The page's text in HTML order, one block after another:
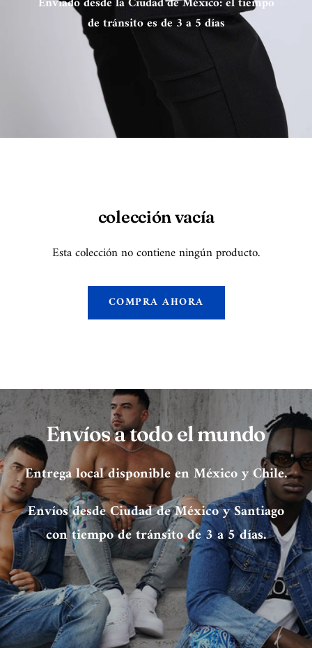
de tránsito es de 3 a 5 días
colección vacía
Esta colección no contiene ningún producto.
COMPRA AHORA
Envíos a todo el mundo
Entrega local disponible en México y Chile.
Envíos desde Ciudad de México y Santiago
con tiempo de tránsito de 3 a 5 días.